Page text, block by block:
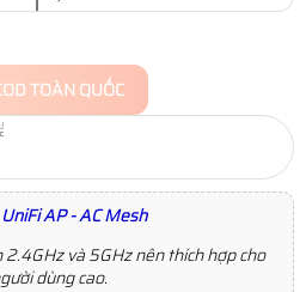
TOÀN QUỐC
AP - AC Mesh
và 5GHz nên thích hợp cho
dùng cao.